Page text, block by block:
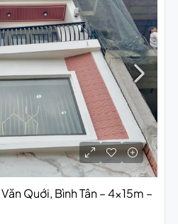
Quới, Bình Tân – 4x15m –